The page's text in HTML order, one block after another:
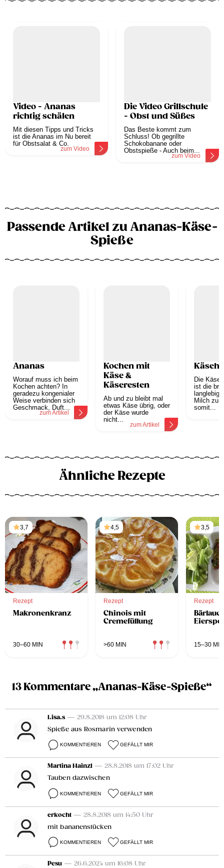
Video - Ananas
richtig schälen
Mit diesen Tipps und Tricks
ist die Ananas im Nu bereit
für Obstsalat & Co.
zum Video
Die Video Grillschule
- Obst und Süßes
Das Beste kommt zum
Schluss! Ob gegrillte
Schokobanane oder
Obstspieße - Auch beim...
zum Video
Passende Artikel zu Ananas-Käse-
Spieße
Ananas
Worauf muss ich beim
Kochen achten? In
geradezu kongenialer
Weise verbinden sich
Geschmack, Duft...
zum Artikel
Kochen mit
Käse &
Käseresten
Ab und zu bleibt mal
etwas Käse übrig, oder
der Käse wurde
nicht...
zum Artikel
Die
ist die
Milch zu
somit...
Ähnliche Rezepte
3,7
Rezept
Makronenkranz
30–60 MIN
4,5
Rezept
Chinois mit
Cremefüllung
>60 MIN
3,5
Rezept
15–30 MIN
13 Kommentare „Ananas-Käse-Spieße“
l.isa.s — 29.8.2018 um 12:08 Uhr
Spieße aus Rosmarin verwenden
KOMMENTIEREN GEFÄLLT MIR
Martina Hainzl — 28.8.2018 um 17:02 Uhr
Tauben dazwischen
KOMMENTIEREN GEFÄLLT MIR
erkocht — 28.8.2018 um 14:50 Uhr
mit bananenstücken
KOMMENTIEREN GEFÄLLT MIR
Pesu — 26.6.2024 um 16:08 Uhr